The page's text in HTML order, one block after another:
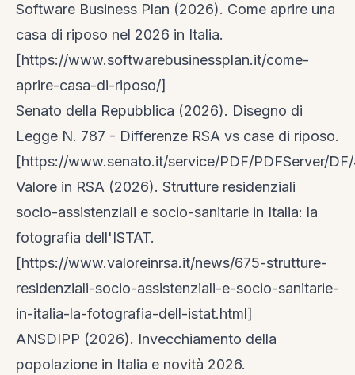
Software Business Plan (2026). Come aprire una
casa di riposo nel 2026 in Italia.
[https://www.softwarebusinessplan.it/come-
aprire-casa-di-riposo/]
Senato della Repubblica (2026). Disegno di
Legge N. 787 - Differenze RSA vs case di riposo.
[https://www.senato.it/service/PDF/PDFServer/
Valore in RSA (2026). Strutture residenziali
socio-assistenziali e socio-sanitarie in Italia: la
fotografia dell'ISTAT.
[https://www.valoreinrsa.it/news/675-strutture-
residenziali-socio-assistenziali-e-socio-sanitarie-
in-italia-la-fotografia-dell-istat.html]
ANSDIPP (2026). Invecchiamento della
popolazione in Italia e novità 2026.